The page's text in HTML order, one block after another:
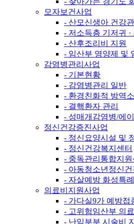
모자보건사업
- 산모신생아 건강
- 저소득층 기저귀 ·
- 산후조리비 지원
- 임산부 영양제 및
감염병관리사업
- 기본현황
- 감염병관리 일반
- 환경친화적 방역
- 결핵환자 관리
- 성매개감염병/에
정신건강증진사업
- 정신요양시설 및
- 정신건강복지센터
- 중독관리통합지원
- 아동청소년정신건
- 자살예방 화성특
의료비지원사업
- 가다실9가 예방접
- 고위험임산부 의
- 난임부부 시술비